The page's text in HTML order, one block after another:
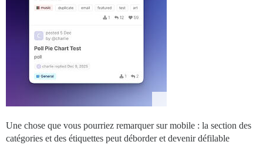
Une chose que vous pourriez remarquer sur mobile : la section des
catégories et des étiquettes peut déborder et devenir défilable